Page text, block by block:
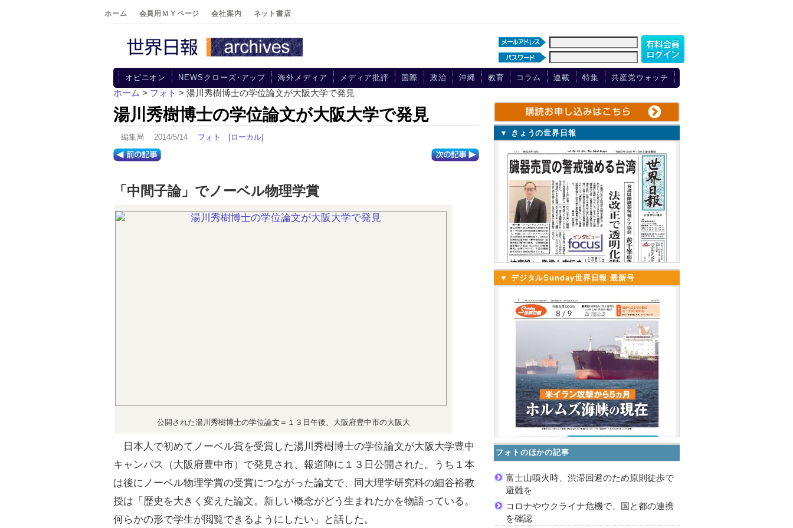
ホーム 会員用ＭＹページ 会社案内 ネット書店
オピニオン NEWSクローズ･アップ 海外メディア メディア批評 国際 政治 沖縄 教育 コラム 連載 特集 共産党ウォッチ
ホーム > フォト > 湯川秀樹博士の学位論文が大阪大学で発見
湯川秀樹博士の学位論文が大阪大学で発見
編集局 2014/5/14 フォト [ローカル]
「中間子論」でノーベル物理学賞
公開された湯川秀樹博士の学位論文＝１３日午後、大阪府豊中市の大阪大
日本人で初めてノーベル賞を受賞した湯川秀樹博士の学位論文が大阪大学豊中
キャンパス（大阪府豊中市）で発見され、報道陣に１３日公開された。うち１本
は後にノーベル物理学賞の受賞につながった論文で、同大理学研究科の細谷裕教
授は「歴史を大きく変えた論文。新しい概念がどう生まれたかを物語っている。
何らかの形で学生が閲覧できるようにしたい」と話した。
▼ きょうの世界日報
▼ デジタルSunday世界日報 最新号
フォトのほかの記事
富士山噴火時、渋滞回避のため原則徒歩で
避難を
コロナやウクライナ危機で、国と都の連携
を確認